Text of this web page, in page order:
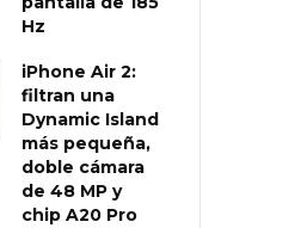
Hz
iPhone Air 2:
filtran una
Dynamic Island
más pequeña,
doble cámara
de 48 MP y
chip A20 Pro